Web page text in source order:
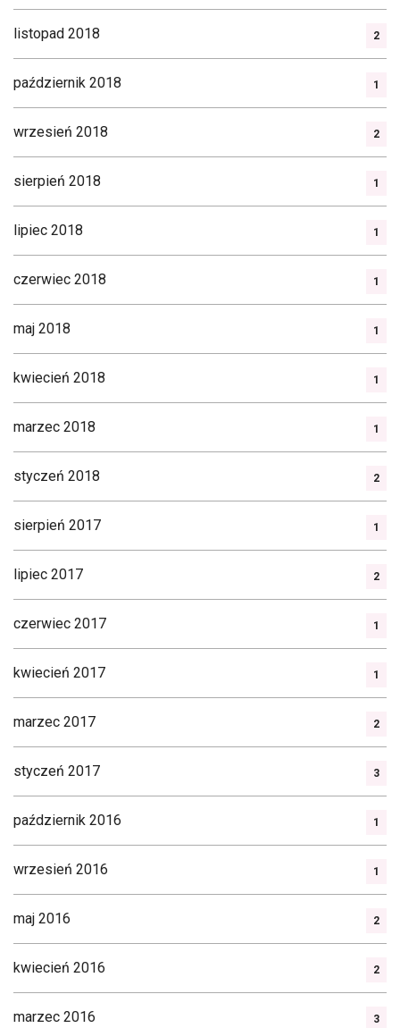
listopad 2018 2
październik 2018 1
wrzesień 2018 2
sierpień 2018 1
lipiec 2018 1
czerwiec 2018 1
maj 2018 1
kwiecień 2018 1
marzec 2018 1
styczeń 2018 2
sierpień 2017 1
lipiec 2017 2
czerwiec 2017 1
kwiecień 2017 1
marzec 2017 2
styczeń 2017 3
październik 2016 1
wrzesień 2016 1
maj 2016 2
kwiecień 2016 2
marzec 2016 3